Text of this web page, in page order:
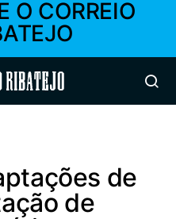
O CORREIO
Ribatejo
de
de